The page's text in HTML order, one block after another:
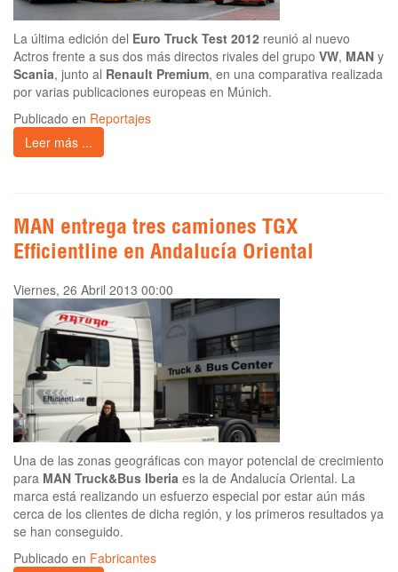
La última edición del Euro Truck Test 2012 reunió al nuevo
Actros frente a sus dos más directos rivales del grupo VW, MAN y
Scania, junto al Renault Premium, en una comparativa realizada
por varias publicaciones europeas en Múnich.
Publicado en Reportajes
Leer más ...
MAN entrega tres camiones TGX
Efficientline en Andalucía Oriental
Viernes, 26 Abril 2013 00:00
Una de las zonas geográficas con mayor potencial de crecimiento
para MAN Truck&Bus Iberia es la de Andalucía Oriental. La
marca está realizando un esfuerzo especial por estar aún más
cerca de los clientes de dicha región, y los primeros resultados ya
se han conseguido.
Publicado en Fabricantes